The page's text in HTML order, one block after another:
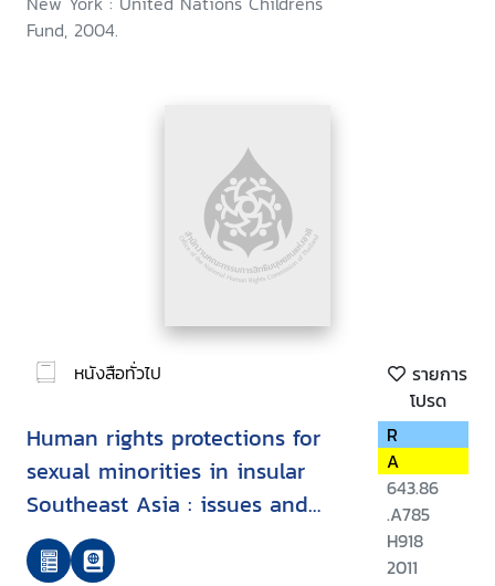
Fund, 2004.
หนังสือทั่วไป
รายการ
โปรด
Human rights protections for
sexual minorities in insular
Southeast Asia : issues and
implications for effective HIV
prevention
R
A
643.86
.A785
H918
2011